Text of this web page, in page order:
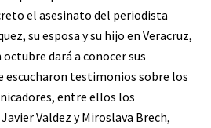
el asesinato del periodista
su esposa y su hijo en Veracruz,
octubre dará a conocer sus
escucharon testimonios sobre los
entre ellos los
Valdez y Miroslava Brech,